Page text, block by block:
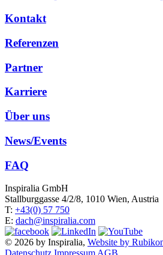
Kontakt
Referenzen
Partner
Karriere
Über uns
News/Events
FAQ
Inspiralia GmbH
Stallburggasse 4/2/8, 1010 Wien, Austria
T: +43(0) 57 750
E: dach@inspiralia.com
© 2026 by Inspiralia, Website by